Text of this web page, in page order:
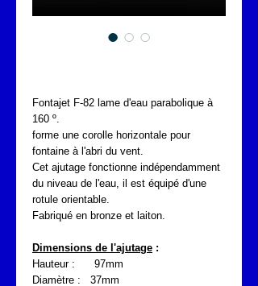
Fontajet F-82 lame d'eau parabolique à
160 º.
forme une corolle horizontale pour
fontaine à l'abri du vent.
Cet ajutage fonctionne indépendamment
du niveau de l'eau, il est équipé d'une
rotule orientable.
Fabriqué en bronze et laiton.
Dimensions de l'ajutage :
Hauteur : 97mm
Diamètre : 37mm